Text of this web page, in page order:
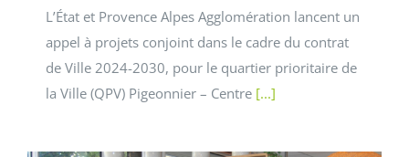
L’État et Provence Alpes Agglomération lancent un
appel à projets conjoint dans le cadre du contrat
de Ville 2024-2030, pour le quartier prioritaire de
la Ville (QPV) Pigeonnier – Centre [...]